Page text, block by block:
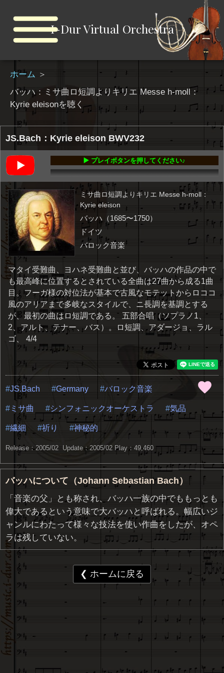
I-Dur Virtual Orchestra
ホーム ＞
バッハ：ミサ曲ロ短調よりキリエ Messe h-moll：
Kyrie eleisonを聴く
JS.Bach：Kyrie eleison BWV232
▶️ プレイボタンを押してください♪
ミサ曲ロ短調よりキリエ Messe h-moll：
Kyrie eleison
バッハ（1685〜1750）
ドイツ
バロック音楽
マタイ受難曲、ヨハネ受難曲と並び、バッハの作品の中で
も最高峰に位置するとされている全曲は27曲から成る1曲
目。フーガ様の対位法が基本で古風なモテットからロココ
風のアリアまで多岐なスタイルで、ニ長調を基調とする
が、最初の曲はロ短調である。 五部合唱（ソプラノ1、
2、アルト、テナー、バス）。ロ短調、アダージョ、ラル
ゴ、 4/4
JS.Bach Germany バロック音楽
ミサ曲 シンフォニックオーケストラ 気品
繊細 祈り 神秘的
Release：2005/02 Update：2005/02 Play：49,460
バッハについて（Johann Sebastian Bach）
「音楽の父」とも称され、バッハ一族の中でももっとも
偉大であるという意味で大バッハと呼ばれる。幅広いジ
ャンルにわたって様々な技法を使い作曲をしたが、オペ
ラは残していない。
❮ ホームに戻る